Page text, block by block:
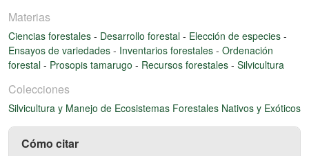
Materias
Ciencias forestales - Desarrollo forestal - Elección de especies -
Ensayos de variedades - Inventarios forestales - Ordenación
forestal - Prosopis tamarugo - Recursos forestales - Silvicultura
Colecciones
Silvicultura y Manejo de Ecosistemas Forestales Nativos y Exóticos
Cómo citar